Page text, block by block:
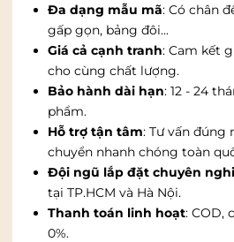
Đa dạng mẫu mã: Có chân
gấp gọn, bảng đôi...
Giá cả cạnh tranh: Cam kết
cho cùng chất lượng.
Bảo hành dài hạn: 12 - 24
phẩm.
Hỗ trợ tận tâm: Tư vấn đúng
chuyển nhanh chóng toàn
Đội ngũ lắp đặt chuyên
tại TP.HCM và Hà Nội.
Thanh toán linh hoạt: COD,
0%.